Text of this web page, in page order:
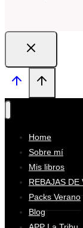
Home
Sobre mí
Mis libros
REBAJAS DE
Packs Verano
Blog